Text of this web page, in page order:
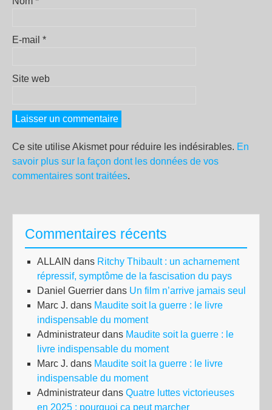
E-mail *
Site web
Ce site utilise Akismet pour réduire les indésirables. En
savoir plus sur la façon dont les données de vos
commentaires sont traitées.
Commentaires récents
ALLAIN dans Ritchy Thibault : un acharnement
répressif, symptôme de la fascisation du pays
Daniel Guerrier dans Un film n’arrive jamais seul
Marc J. dans Maudite soit la guerre : le livre
indispensable du moment
Administrateur dans Maudite soit la guerre : le
livre indispensable du moment
Marc J. dans Maudite soit la guerre : le livre
indispensable du moment
Administrateur dans Quatre luttes victorieuses
en 2025 : pourquoi ça peut marcher